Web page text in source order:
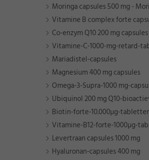
Moringa capsules 500 mg -
Vitamine B complex forte
Co-enzym Q10 200 mg capsules
Vitamine-C-1000-mg-retard-
Mariadistel-capsules
Magnesium 400 mg capsules
Omega-3-Supra-1000 mg-
Ubiquinol 200 mg Q10-
Biotin-forte-10.000µg-
Vitamine-B12-forte-1000µg-
Levertraan capsules 1000 mg
Hyaluronan-capsules 400 mg